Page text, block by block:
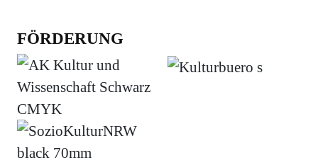
FÖRDERUNG